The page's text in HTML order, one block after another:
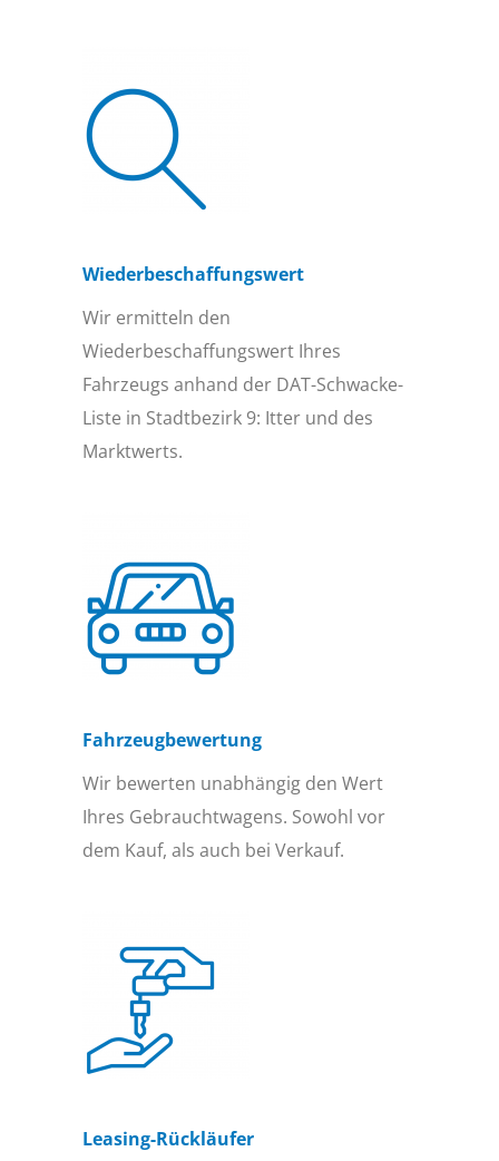
Wiederbeschaffungs­wert
Wir ermitteln den
Wiederbeschaffungswert Ihres
Fahrzeugs anhand der DAT-Schwacke-
Liste in Stadtbezirk 9: Itter und des
Marktwerts.
Fahrzeugbewertung
Wir bewerten unabhängig den Wert
Ihres Gebrauchtwagens. Sowohl vor
dem Kauf, als auch bei Verkauf.
Leasing-Rückläufer